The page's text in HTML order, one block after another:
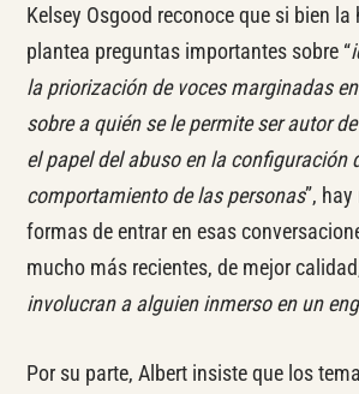
Kelsey Osgood reconoce que si bien la
plantea preguntas importantes sobre “
la priorización de voces marginadas
sobre a quién se le permite ser autor
el papel del abuso en la configuración
comportamiento de las personas”,
formas de entrar en esas
mucho más recientes, de mejor
involucran a alguien inmerso en un
Por su parte, Albert insiste que los